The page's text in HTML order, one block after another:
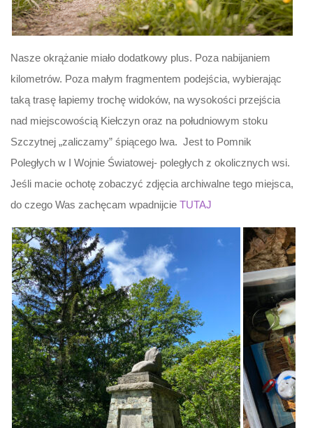
Nasze okrążanie miało dodatkowy plus. Poza nabijaniem
kilometrów. Poza małym fragmentem podejścia, wybierając
taką trasę łapiemy trochę widoków, na wysokości przejścia
nad miejscowością Kiełczyn oraz na południowym stoku
Szczytnej „zaliczamy” śpiącego lwa. Jest to Pomnik
Poległych w I Wojnie Światowej- poległych z okolicznych wsi.
Jeśli macie ochotę zobaczyć zdjęcia archiwalne tego miejsca,
do czego Was zachęcam wpadnijcie TUTAJ